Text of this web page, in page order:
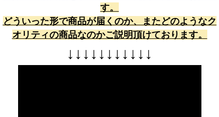
す。
どういった形で商品が届くのか、またどのようなク
オリティの商品なのかご説明頂けております。
↓ ↓ ↓ ↓ ↓ ↓ ↓ ↓ ↓ ↓ ↓